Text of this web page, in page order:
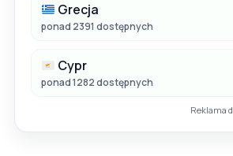
Grecja
ponad 2391 dostępnych
Cypr
ponad 1282 dostępnych
Reklama